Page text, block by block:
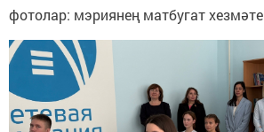
фотолар: мэриянең матбугат хезмәте